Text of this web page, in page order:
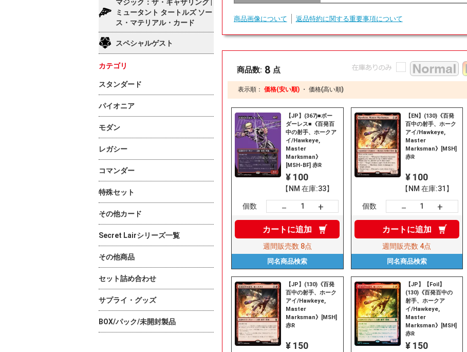
商品画像について 返品特約に関する重要事項について
商品数: 8 点
表示順： 価格(安い順) ・ 価格(高い順)
【JP】(367)■ボー
ダーレス■《百発百
中の射手、ホークア
イ/Hawkeye,
Master
Marksman》
[MSH-BF] 赤R
¥ 100
【NM 在庫:33】
個数 － +
カートに追加
週間販売数 8点
同名商品検索
【EN】(130)《百発
百中の射手、ホーク
アイ/Hawkeye,
Master
Marksman》[MSH]
赤R
¥ 100
【NM 在庫:31】
個数 － +
カートに追加
週間販売数 4点
同名商品検索
【JP】(130)《百発
百中の射手、ホーク
アイ/Hawkeye,
Master
Marksman》[MSH]
赤R
¥ 150
【JP】【Foil】
(130)《百発百中の
射手、ホークア
イ/Hawkeye,
Master
Marksman》[MSH]
赤R
¥ 150